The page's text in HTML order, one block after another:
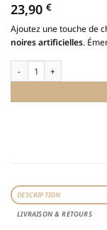
23,90 €
Ajoutez une touche de
noires artificielles.
DESCRIPTION
LIVRAISON & RETOURS